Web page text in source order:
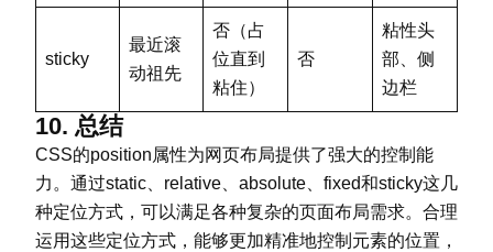
sticky
最近滚
动祖先
否（占
位直到
粘住）
否
粘性头
部、侧
边栏
10. 总结
CSS的position属性为网页布局提供了强大的控制能
力。通过static、relative、absolute、fixed和sticky这几
种定位方式，可以满足各种复杂的页面布局需求。合理
运用这些定位方式，能够更加精准地控制元素的位置，